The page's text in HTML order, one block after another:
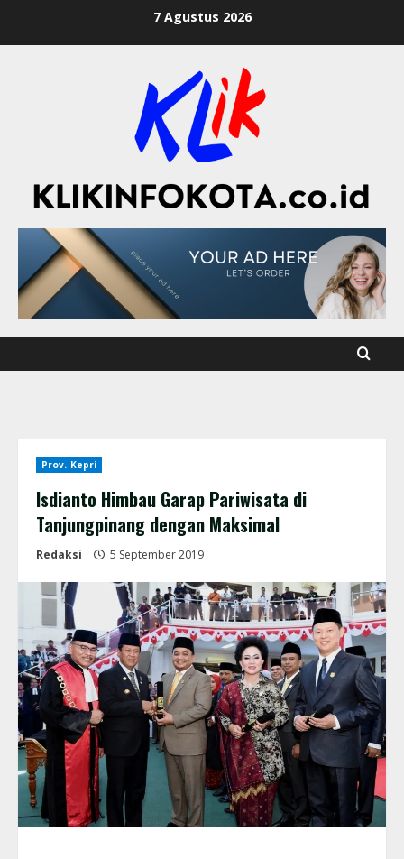
7 Agustus 2026
Prov. Kepri
Isdianto Himbau Garap Pariwisata di
Tanjungpinang dengan Maksimal
Redaksi 5 September 2019